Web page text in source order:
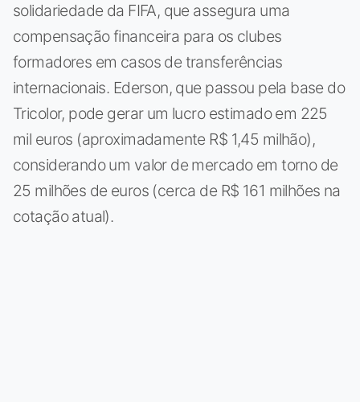
solidariedade da FIFA, que assegura uma
compensação financeira para os clubes
formadores em casos de transferências
internacionais. Ederson, que passou pela base do
Tricolor, pode gerar um lucro estimado em 225
mil euros (aproximadamente R$ 1,45 milhão),
considerando um valor de mercado em torno de
25 milhões de euros (cerca de R$ 161 milhões na
cotação atual).